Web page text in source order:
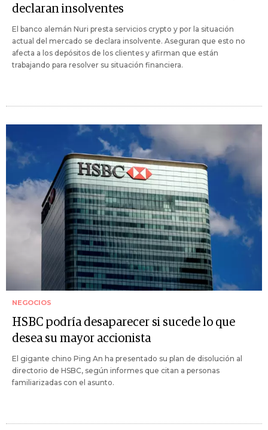
declaran insolventes
El banco alemán Nuri presta servicios crypto y por la situación
actual del mercado se declara insolvente. Aseguran que esto no
afecta a los depósitos de los clientes y afirman que están
trabajando para resolver su situación financiera.
NEGOCIOS
HSBC podría desaparecer si sucede lo que
desea su mayor accionista
El gigante chino Ping An ha presentado su plan de disolución al
directorio de HSBC, según informes que citan a personas
familiarizadas con el asunto.